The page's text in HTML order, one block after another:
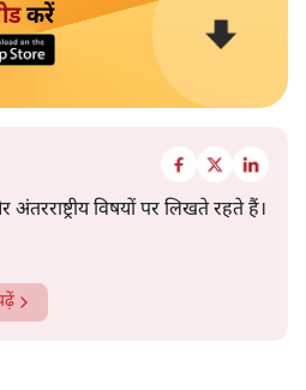
करें
विषयों पर लिखते रहते हैं।